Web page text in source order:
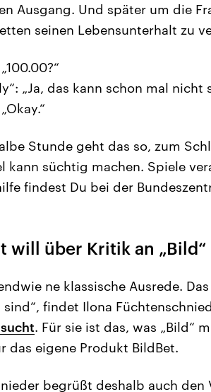
Ausgang. Und später um die
seinen Lebensunterhalt zu
„Ja, das kann schon mal nicht
Stunde geht das so, zum
kann süchtig machen. Spiele
findest Du bei der
will über Kritik an
ne klassische Ausrede.
findet Ilona
. Für sie ist das, was „Bild“
das eigene Produkt BildBet.
begrüßt deshalb auch den